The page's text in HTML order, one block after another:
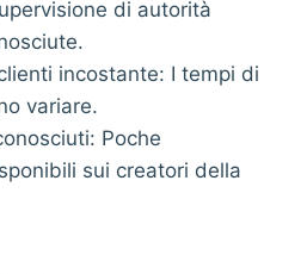
di autorità
incostante: I tempi di
variare.
Poche
sui creatori della